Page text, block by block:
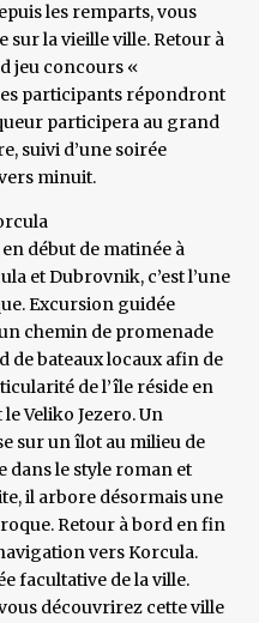
les remparts, vous
sur la vieille ville. Retour à
jeu concours «
participants répondront
participera au grand
suivi d’une soirée
minuit.
début de matinée à
et Dubrovnik, c’est l’une
Excursion guidée
chemin de promenade
de bateaux locaux afin de
de l’île réside en
le Veliko Jezero. Un
sur un îlot au milieu de
dans le style roman et
il arbore désormais une
Retour à bord en fin
vers Korcula.
facultative de la ville.
découvrirez cette ville